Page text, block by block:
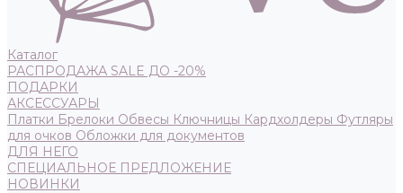
Каталог
РАСПРОДАЖА SALE ДО -20%
ПОДАРКИ
АКСЕССУАРЫ
Платки Брелоки Обвесы Ключницы Кардхолдеры Футляры
для очков Обложки для документов
ДЛЯ НЕГО
СПЕЦИАЛЬНОЕ ПРЕДЛОЖЕНИЕ
НОВИНКИ